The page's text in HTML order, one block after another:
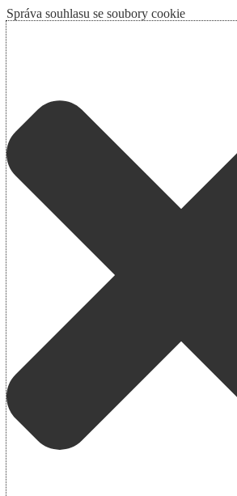
Správa souhlasu se soubory cookie